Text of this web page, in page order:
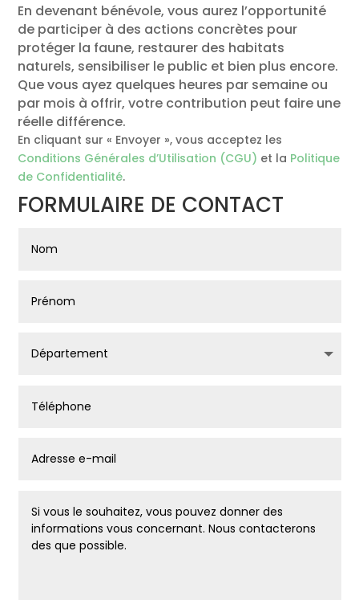
En devenant bénévole, vous aurez l’opportunité
de participer à des actions concrètes pour
protéger la faune, restaurer des habitats
naturels, sensibiliser le public et bien plus encore.
Que vous ayez quelques heures par semaine ou
par mois à offrir, votre contribution peut faire une
réelle différence.
En cliquant sur « Envoyer », vous acceptez les
Conditions Générales d’Utilisation (CGU) et la Politique
de Confidentialité.
FORMULAIRE DE CONTACT